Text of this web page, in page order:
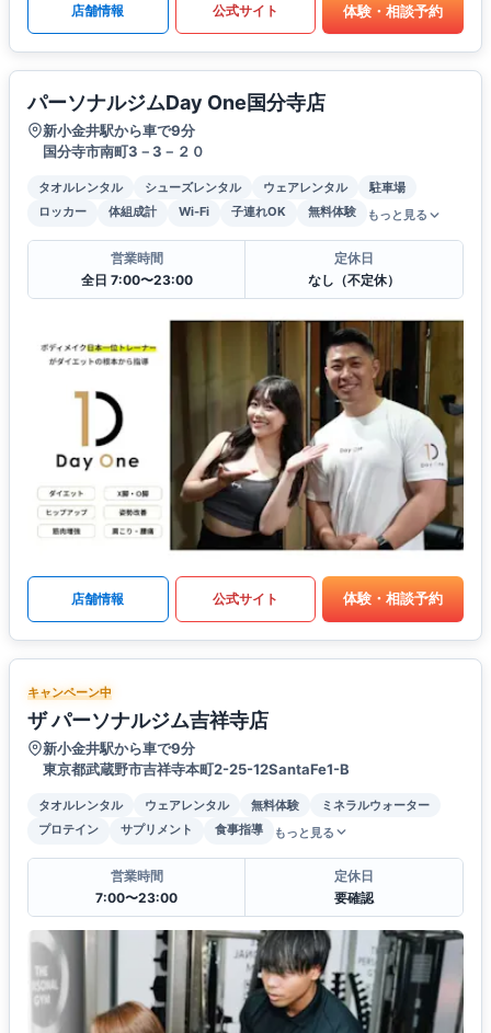
店舗情報 公式サイト 体験・相談予約
パーソナルジムDay One国分寺店
新小金井駅から車で9分
国分寺市南町3－3－２０
タオルレンタル シューズレンタル ウェアレンタル
駐車場
ロッカー
体組成計 Wi-Fi 子連れOK 無料体験 もっと見る
営業時間
全日 7:00〜23:00
定休日
なし（不定休）
店舗情報 公式サイト 体験・相談予約
キャンペーン中
ザ パーソナルジム吉祥寺店
新小金井駅から車で9分
東京都武蔵野市吉祥寺本町2-25-12SantaFe1-B
タオルレンタル ウェアレンタル 無料体験
ミネラルウォーター
プロテイン
サプリメント 食事指導 もっと見る
営業時間
7:00〜23:00
定休日
要確認